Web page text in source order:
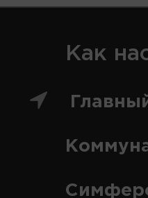
Как